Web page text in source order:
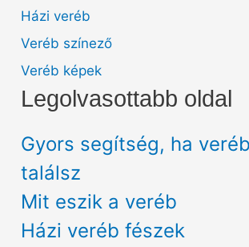
Házi veréb
Veréb színező
Veréb képek
Legolvasottabb oldal
Gyors segítség, ha
találsz
Mit eszik a veréb
Házi veréb fészek